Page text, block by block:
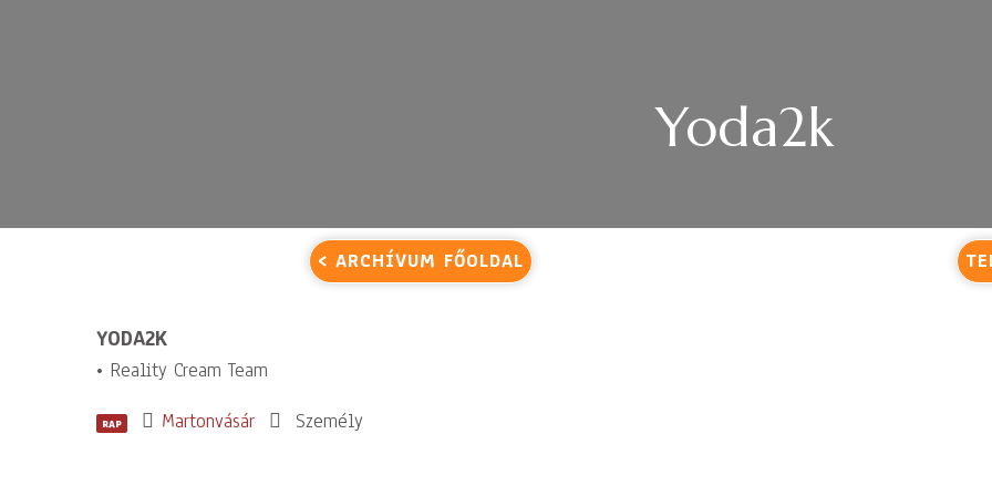
Yoda2k
< ARCHÍVUM FŐOLDAL
YODA2K
• Reality Cream Team
RAP Martonvásár Személy